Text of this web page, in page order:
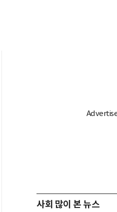
사회 많이 본 뉴스